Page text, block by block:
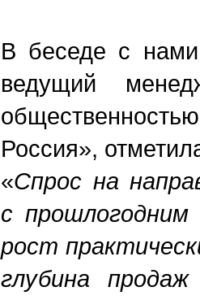
В беседе с
ведущий
Россия»,
«Спрос на
с прошлогодним
рост
глубина